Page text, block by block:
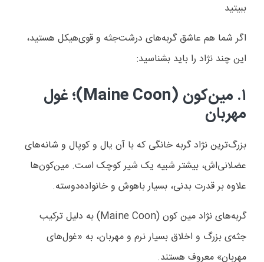
ببیتید
اگر شما هم عاشق گربه‌های درشت‌جثه و قوی‌هیکل هستید،
این چند نژاد را باید بشناسید:
۱. مین‌کون (Maine Coon)؛ غول
مهربان
بزرگ‌ترین نژاد گربه خانگی که با آن یال و کوپال و شانه‌های
عضلانی‌اش، بیشتر شبیه یک شیر کوچک است. مین‌کون‌ها
علاوه بر قدرت بدنی، بسیار باهوش و خانواده‌دوسته.
گربه‌های نژاد مین کون (Maine Coon) به دلیل ترکیب
جثه‌ی بزرگ و اخلاق بسیار نرم و مهربان، به «غول‌های
مهربان» معروف هستند.